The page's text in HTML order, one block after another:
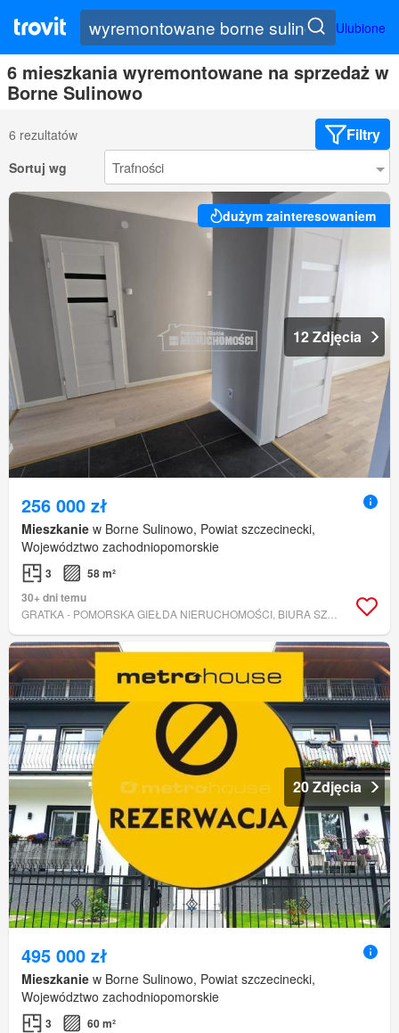
Ulubione
6 mieszkania wyremontowane na sprzedaż w
Borne Sulinowo
6 rezultatów Filtry
Sortuj wg
dużym zainteresowaniem
12 Zdjęcia
256 000 zł
Mieszkanie w Borne Sulinowo, Powiat szczecinecki,
Województwo zachodniopomorskie
3
58 m²
30+ dni temu
20 Zdjęcia
495 000 zł
Mieszkanie w Borne Sulinowo, Powiat szczecinecki,
Województwo zachodniopomorskie
3 60 m²